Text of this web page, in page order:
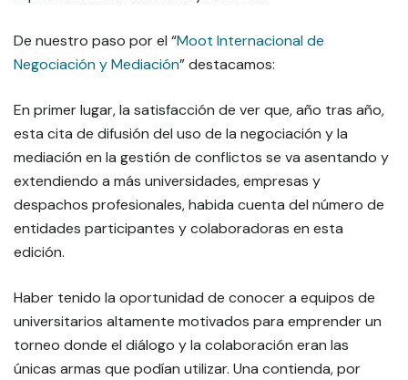
De nuestro paso por el “Moot Internacional de
Negociación y Mediación” destacamos:
En primer lugar, la satisfacción de ver que, año tras año,
esta cita de difusión del uso de la negociación y la
mediación en la gestión de conflictos se va asentando y
extendiendo a más universidades, empresas y
despachos profesionales, habida cuenta del número de
entidades participantes y colaboradoras en esta
edición.
Haber tenido la oportunidad de conocer a equipos de
universitarios altamente motivados para emprender un
torneo donde el diálogo y la colaboración eran las
únicas armas que podían utilizar. Una contienda, por